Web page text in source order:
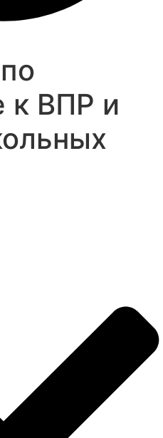
к ВПР и